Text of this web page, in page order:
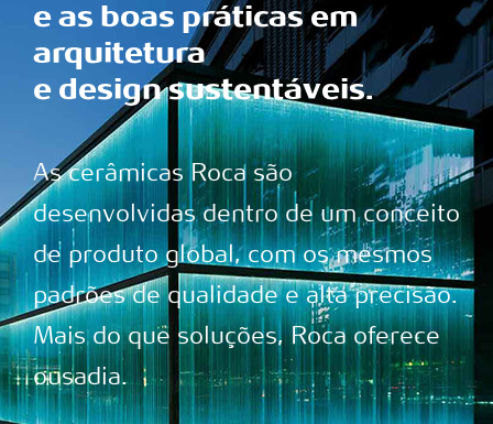
e as boas práticas em
arquitetura
e design sustentáveis.
As cerâmicas Roca são
desenvolvidas dentro de um conceito
de produto global, com os mesmos
padrões de qualidade e alta precisão.
Mais do que soluções, Roca oferece
ousadia.